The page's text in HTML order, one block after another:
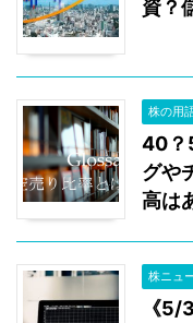
資？
株の用
40？
グや
高は
株ニュ
《5/